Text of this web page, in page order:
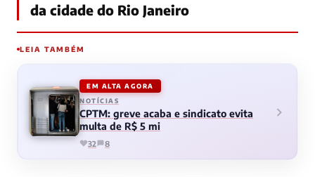
da cidade do Rio Janeiro
LEIA TAMBÉM
EM ALTA AGORA
NOTÍCIAS
CPTM: greve acaba e sindicato evita
multa de R$ 5 mi
32 8